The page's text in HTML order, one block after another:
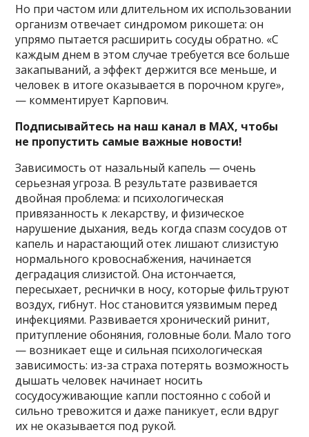
Но при частом или длительном их использовании
организм отвечает синдромом рикошета: он
упрямо пытается расширить сосуды обратно. «С
каждым днем в этом случае требуется все больше
закапываний, а эффект держится все меньше, и
человек в итоге оказывается в порочном круге»,
— комментирует Карпович.
Подписывайтесь на наш канал в MAX, чтобы
не пропустить самые важные новости!
Зависимость от назальный капель — очень
серьезная угроза. В результате развивается
двойная проблема: и психологическая
привязанность к лекарству, и физическое
нарушение дыхания, ведь когда спазм сосудов от
капель и нарастающий отек лишают слизистую
нормального кровоснабжения, начинается
деградация слизистой. Она истончается,
пересыхает, реснички в носу, которые фильтруют
воздух, гибнут. Нос становится уязвимым перед
инфекциями. Развивается хронический ринит,
притупление обоняния, головные боли. Мало того
— возникает еще и сильная психологическая
зависимость: из-за страха потерять возможность
дышать человек начинает носить
сосудосуживающие капли постоянно с собой и
сильно тревожится и даже паникует, если вдруг
их не оказывается под рукой.